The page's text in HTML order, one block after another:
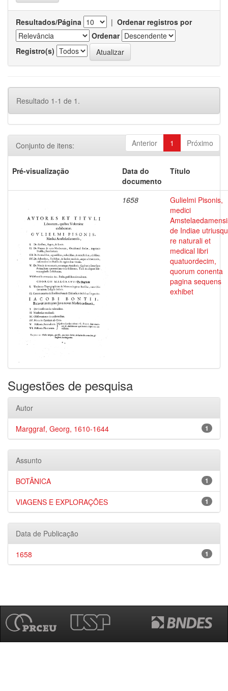
Resultados/Página | Ordenar registros por
Ordenar
Registro(s)
Resultado 1-1 de 1.
Anterior 1 Próximo
Conjunto de itens:
Pré-visualização
Data do
documento
Título
1658
Gulielmi Pisonis,
medici
de Indiae
re naturali et
medical libri
quatuordecim,
quorum conenta
pagina sequens
exhibet
Sugestões de pesquisa
Autor
1
Marggraf, Georg, 1610-1644
Assunto
1
BOTÂNICA
1
VIAGENS E EXPLORAÇÕES
Data de Publicação
1
1658